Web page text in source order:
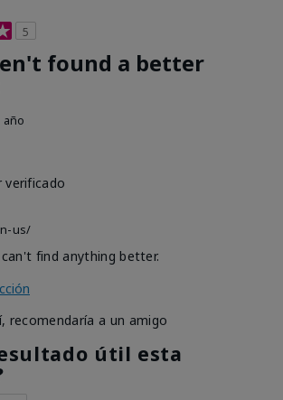
5
found a better
año
verificado
us/
find anything better.
recomendaría a un amigo
útil esta